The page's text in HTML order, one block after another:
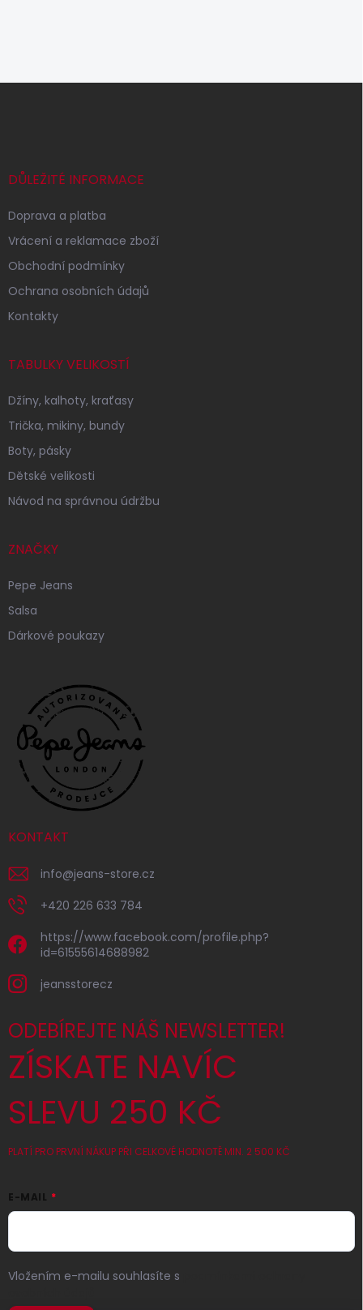
Z
DŮLEŽITÉ INFORMACE
Doprava a platba
Vrácení a reklamace zboží
Obchodní podmínky
Ochrana osobních údajů
Kontakty
TABULKY VELIKOSTÍ
Džíny, kalhoty, kraťasy
Trička, mikiny, bundy
Boty, pásky
Dětské velikosti
Návod na správnou údržbu
ZNAČKY
Pepe Jeans
Salsa
Dárkové poukazy
KONTAKT
info@jeans-store.cz
+420 226 633 784
https://www.facebook.com/profile.php?
id=61555614688982
jeansstorecz
ODEBÍREJTE NÁŠ NEWSLETTER!
ZÍSKATE NAVÍC
SLEVU 250 KČ
PLATÍ PRO PRVNÍ NÁKUP PŘI CELKOVÉ HODNOTĚ MIN. 2 500 KČ
E-MAIL
Vložením e-mailu souhlasíte s